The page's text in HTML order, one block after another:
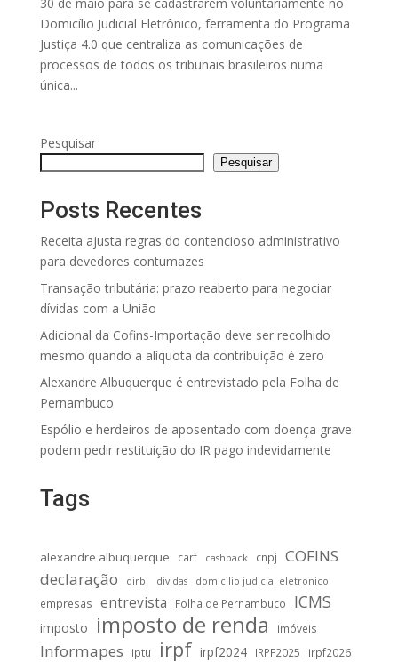
Domicílio Judicial Eletrônico, ferramenta do Programa
Justiça 4.0 que centraliza as comunicações de
processos de todos os tribunais brasileiros numa
única...
Pesquisar
Pesquisar
Posts Recentes
Receita ajusta regras do contencioso administrativo
para devedores contumazes
Transação tributária: prazo reaberto para negociar
dívidas com a União
Adicional da Cofins-Importação deve ser recolhido
mesmo quando a alíquota da contribuição é zero
Alexandre Albuquerque é entrevistado pela Folha de
Pernambuco
Espólio e herdeiros de aposentado com doença grave
podem pedir restituição do IR pago indevidamente
Tags
alexandre albuquerque carf cashback cnpj
COFINS
declaração
dirbi dividas domicilio judicial eletronico
empresas entrevista Folha de Pernambuco ICMS
imposto imposto de renda imóveis
Informapes iptu irpf irpf2024 IRPF2025 irpf2026